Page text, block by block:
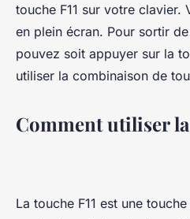
touche F11 sur votre clavier.
en plein écran. Pour sortir
pouvez soit appuyer sur la
utiliser la combinaison de
Comment utiliser la
La touche F11 est une